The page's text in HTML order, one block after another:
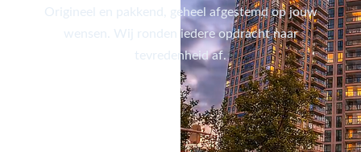
Origineel en pakkend, geheel afgestemd op jouw
wensen. Wij ronden iedere opdracht naar
tevredenheid af.